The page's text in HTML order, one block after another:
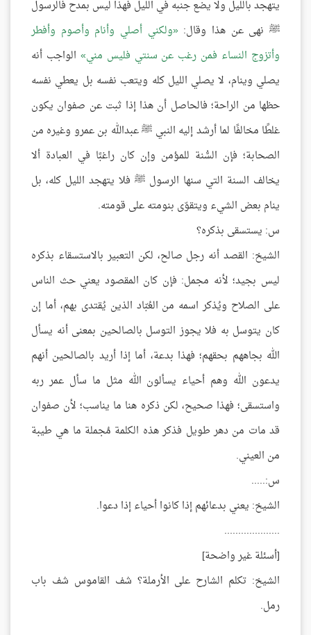
يتهجد بالليل ولا يضع جنبه في الليل فهذا ليس بمدح فالرسول
ﷺ نهى عن هذا وقال: ولكني أصلي وأنام وأصوم وأفطر
وأتزوج النساء فمن رغب عن سنتي فليس مني الواجب أنه
يصلي وينام، لا يصلي الليل كله ويتعب نفسه بل يعطي نفسه
حظها من الراحة؛ فالحاصل أن هذا إذا ثبت عن صفوان يكون
غلطًا مخالفًا لما أرشد إليه النبي ﷺ عبدالله بن عمرو وغيره من
الصحابة؛ فإن السُّنة للمؤمن وإن كان راغبًا في العبادة ألا
يخالف السنة التي سنها الرسول ﷺ فلا يتهجد الليل كله، بل
ينام بعض الشيء ويتقوّى بنومته على قومته.
س: يستسقى بذكره؟
الشيخ: القصد أنه رجل صالح، لكن التعبير بالاستسقاء بذكره
ليس بجيد؛ لأنه مجمل: فإن كان المقصود يعني حث الناس
على الصلاح ويُذكر اسمه من العُبّاد الذين يُقتدى بهم، أما إن
كان يتوسل به فلا يجوز التوسل بالصالحين بمعنى أنه يسأل
الله بجاههم بحقهم؛ فهذا بدعة، أما إذا أريد بالصالحين أنهم
يدعون الله وهم أحياء يسألون الله مثل ما سأل عمر ربه
واستسقى؛ فهذا صحيح، لكن ذكره هنا ما يناسب؛ لأن صفوان
قد مات من دهر طويل فذكر هذه الكلمة مُجملة ما هي طيبة
من العيني.
س:.....
الشيخ: يعني بدعائهم إذا كانوا أحياء إذا دعوا.
....................
[أسئلة غير واضحة]
الشيخ: تكلم الشارح على الأرملة؟ شف القاموس شف باب
رمل.